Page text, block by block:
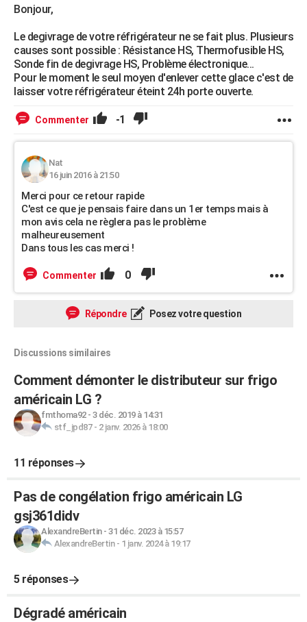
Bonjour,
Le degivrage de votre réfrigérateur ne se fait plus. Plusieurs
causes sont possible : Résistance HS, Thermofusible HS,
Sonde fin de degivrage HS, Problème électronique...
Pour le moment le seul moyen d'enlever cette glace c'est de
laisser votre réfrigérateur éteint 24h porte ouverte.
Commenter -1
Nat
16 juin 2016 à 21:50
Merci pour ce retour rapide
C'est ce que je pensais faire dans un 1er temps mais à
mon avis cela ne règlera pas le problème
malheureusement
Dans tous les cas merci !
Commenter 0
Répondre Posez votre question
Discussions similaires
Comment démonter le distributeur sur frigo
américain LG ?
fmthoma92- 3 déc. 2019 à 14:31
stf_jpd87- 2 janv. 2026 à 18:00
11 réponses
Pas de congélation frigo américain LG
gsj361didv
AlexandreBertin- 31 déc. 2023 à 15:57
AlexandreBertin- 1 janv. 2024 à 19:17
5 réponses
Dégradé américain